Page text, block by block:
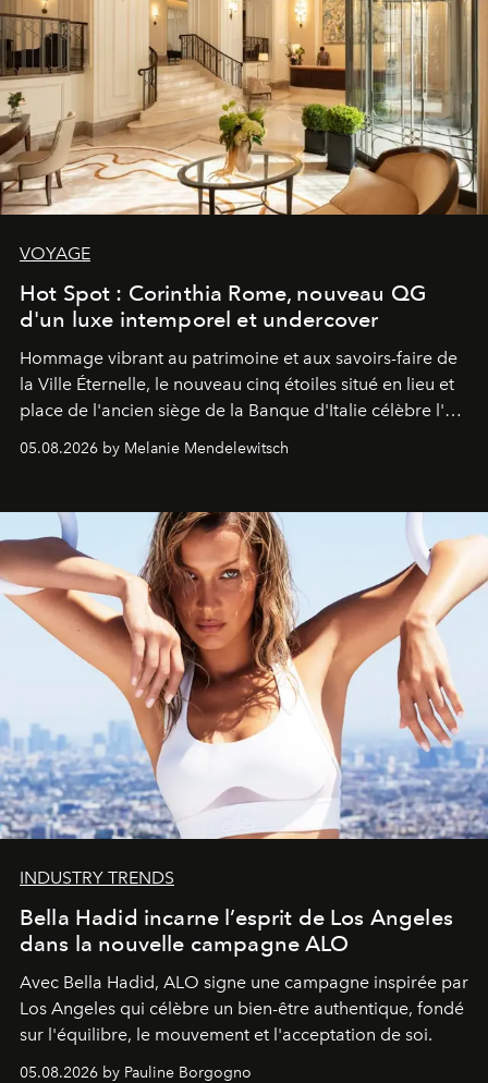
VOYAGE
Hot Spot : Corinthia Rome, nouveau QG
d'un luxe intemporel et undercover
Hommage vibrant au patrimoine et aux savoirs-faire de
la Ville Éternelle, le nouveau cinq étoiles situé en lieu et
place de l'ancien siège de la Banque d'Italie célèbre l'art
05.08.2026 by Melanie Mendelewitsch
INDUSTRY TRENDS
Bella Hadid incarne l’esprit de Los Angeles
dans la nouvelle campagne ALO
Avec Bella Hadid, ALO signe une campagne inspirée par
Los Angeles qui célèbre un bien-être authentique, fondé
sur l'équilibre, le mouvement et l'acceptation de soi.
05.08.2026 by Pauline Borgogno